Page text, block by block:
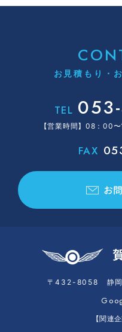
お見積もり・
TEL
【営業時間】08：00
FAX
お
〒432-8058 静岡
【関連